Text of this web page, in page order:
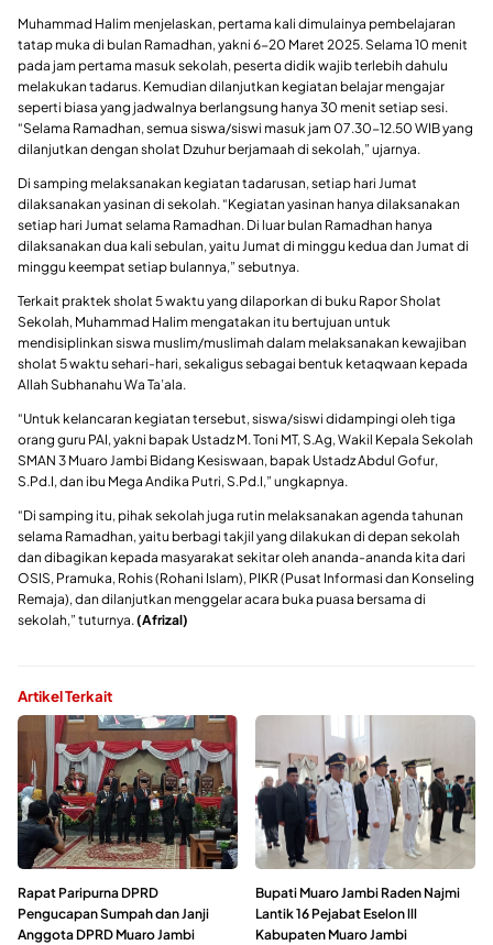
Muhammad Halim menjelaskan, pertama kali dimulainya pembelajaran
tatap muka di bulan Ramadhan, yakni 6-20 Maret 2025. Selama 10 menit
pada jam pertama masuk sekolah, peserta didik wajib terlebih dahulu
melakukan tadarus. Kemudian dilanjutkan kegiatan belajar mengajar
seperti biasa yang jadwalnya berlangsung hanya 30 menit setiap sesi.
“Selama Ramadhan, semua siswa/siswi masuk jam 07.30-12.50 WIB yang
dilanjutkan dengan sholat Dzuhur berjamaah di sekolah,” ujarnya.
Di samping melaksanakan kegiatan tadarusan, setiap hari Jumat
dilaksanakan yasinan di sekolah. “Kegiatan yasinan hanya dilaksanakan
setiap hari Jumat selama Ramadhan. Di luar bulan Ramadhan hanya
dilaksanakan dua kali sebulan, yaitu Jumat di minggu kedua dan Jumat di
minggu keempat setiap bulannya,” sebutnya.
Terkait praktek sholat 5 waktu yang dilaporkan di buku Rapor Sholat
Sekolah, Muhammad Halim mengatakan itu bertujuan untuk
mendisiplinkan siswa muslim/muslimah dalam melaksanakan kewajiban
sholat 5 waktu sehari-hari, sekaligus sebagai bentuk ketaqwaan kepada
Allah Subhanahu Wa Ta’ala.
“Untuk kelancaran kegiatan tersebut, siswa/siswi didampingi oleh tiga
orang guru PAI, yakni bapak Ustadz M. Toni MT, S.Ag, Wakil Kepala Sekolah
SMAN 3 Muaro Jambi Bidang Kesiswaan, bapak Ustadz Abdul Gofur,
S.Pd.I, dan ibu Mega Andika Putri, S.Pd.I,” ungkapnya.
“Di samping itu, pihak sekolah juga rutin melaksanakan agenda tahunan
selama Ramadhan, yaitu berbagi takjil yang dilakukan di depan sekolah
dan dibagikan kepada masyarakat sekitar oleh ananda-ananda kita dari
OSIS, Pramuka, Rohis (Rohani Islam), PIKR (Pusat Informasi dan Konseling
Remaja), dan dilanjutkan menggelar acara buka puasa bersama di
sekolah,” tuturnya.(Afrizal)
Artikel Terkait
Rapat Paripurna DPRD
Pengucapan Sumpah dan Janji
Anggota DPRD Muaro Jambi
Bupati Muaro Jambi Raden Najmi
Lantik 16 Pejabat Eselon lll
Kabupaten Muaro Jambi